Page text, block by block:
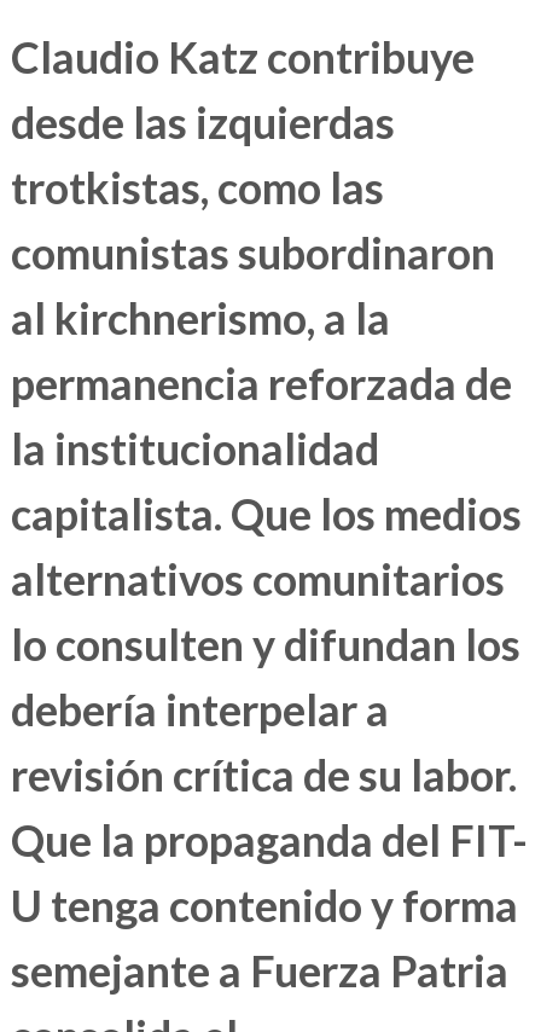
Claudio Katz contribuye
desde las izquierdas
trotkistas, como las
comunistas subordinaron
al kirchnerismo, a la
permanencia reforzada de
la institucionalidad
capitalista. Que los medios
alternativos comunitarios
lo consulten y difundan los
debería interpelar a
revisión crítica de su labor.
Que la propaganda del FIT-
U tenga contenido y forma
semejante a Fuerza Patria